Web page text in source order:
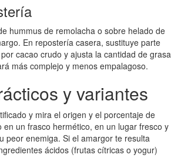
hummus de remolacha o sobre helado de
En repostería casera, sustituye parte
cacao crudo y ajusta la cantidad de grasa
más complejo y menos empalagoso.
y variantes
y mira el origen y el porcentaje de
en un frasco hermético, en un lugar fresco y
peor enemiga. Si el amargor te resulta
ácidos (frutas cítricas o yogur)